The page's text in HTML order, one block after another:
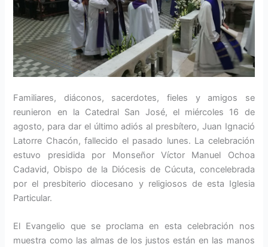
Familiares, diáconos, sacerdotes, fieles y amigos se
reunieron en la Catedral San José, el miércoles 16 de
agosto, para dar el último adiós al presbítero, Juan Ignació
Latorre Chacón, fallecido el pasado lunes. La celebración
estuvo presidida por Monseñor Víctor Manuel Ochoa
Cadavid, Obispo de la Diócesis de Cúcuta, concelebrada
por el presbiterio diocesano y religiosos de esta Iglesia
Particular.
El Evangelio que se proclama en esta celebración nos
muestra como las almas de los justos están en las manos